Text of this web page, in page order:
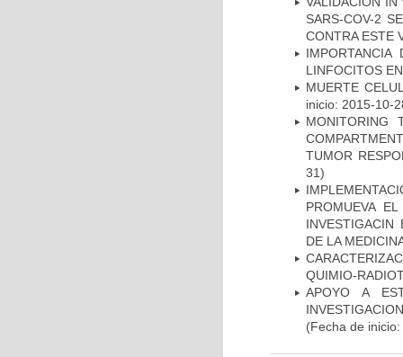
SARS-COV-2
CONTRA ESTE
LINFOCITOS
MUERTE
inicio: 2015-10-
MONITORING
TUMOR
31)
PROMUEVA
INVESTIGACIN
DE LA
QUIMIO-
APOYO A
(Fecha de